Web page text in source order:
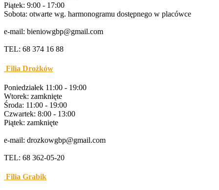
Piątek: 9:00 - 17:00
Sobota: otwarte wg. harmonogramu dostępnego w placówce
e-mail: bieniowgbp@gmail.com
TEL: 68 374 16 88
Filia Drożków
Poniedziałek 11:00 - 19:00
Wtorek: zamknięte
Środa: 11:00 - 19:00
Czwartek: 8:00 - 13:00
Piątek: zamknięte
e-mail: drozkowgbp@gmail.com
TEL: 68 362-05-20
Filia Grabik